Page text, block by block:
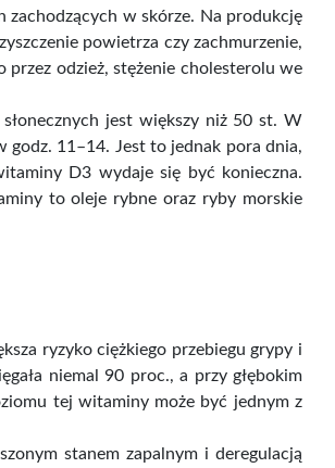
w skórze. Na produkcję
powietrza czy zachmurzenie,
przez odzież, stężenie cholesterolu we
jest większy niż 50 st. W
godz. 11–14. Jest to jednak pora dnia,
D3 wydaje się być konieczna.
to oleje rybne oraz ryby morskie
ryzyko ciężkiego przebiegu grypy i
niemal 90 proc., a przy głębokim
tej witaminy może być jednym z
stanem zapalnym i deregulacją